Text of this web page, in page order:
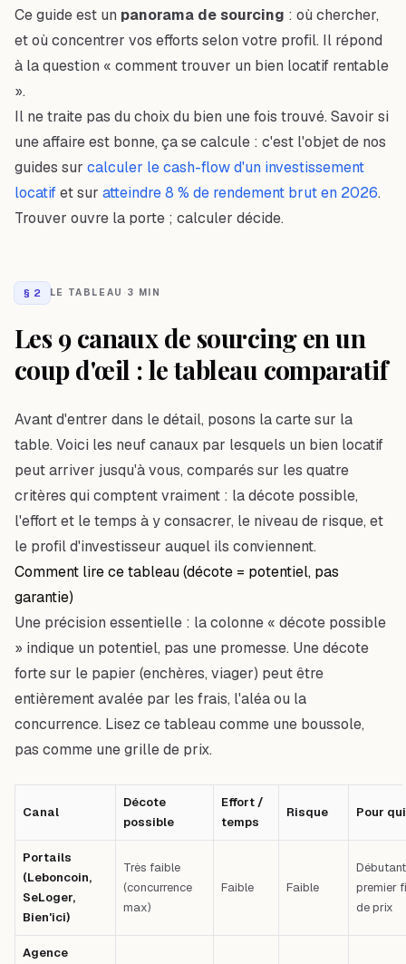
Ce guide est un panorama de sourcing : où chercher,
et où concentrer vos efforts selon votre profil. Il répond
à la question « comment trouver un bien locatif rentable
».
Il ne traite pas du choixdu bien une fois trouvé. Savoir si
une affaire est bonne, ça se calcule : c'est l'objet de nos
guides sur calculer le cash-flow d'un investissement
locatifet sur atteindre 8 % de rendement brut en 2026.
Trouver ouvre la porte ; calculer décide.
§ 2 LE TABLEAU · 3 MIN
Les 9 canaux de sourcing en un
coup d'œil : le tableau comparatif
Avant d'entrer dans le détail, posons la carte sur la
table. Voici les neuf canaux par lesquels un bien locatif
peut arriver jusqu'à vous, comparés sur les quatre
critères qui comptent vraiment : la décote possible,
l'effort et le temps à y consacrer, le niveau de risque, et
le profil d'investisseur auquel ils conviennent.
Comment lire ce tableau (décote = potentiel, pas
garantie)
Une précision essentielle : la colonne « décote possible
» indique un potentiel, pas une promesse. Une décote
forte sur le papier (enchères, viager) peut être
entièrement avalée par les frais, l'aléa ou la
concurrence. Lisez ce tableau comme une boussole,
pas comme une grille de prix.
Canal
Décote
possible
Effort /
temps
Risque Pour qui
Portails
(Leboncoin,
SeLoger,
Bien'ici)
Très faible
(concurrence
max)
Faible Faible
premier
de prix
Agence